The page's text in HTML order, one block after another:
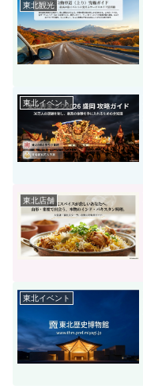
東北観光
東北イベント
東北店舗
東北イベント